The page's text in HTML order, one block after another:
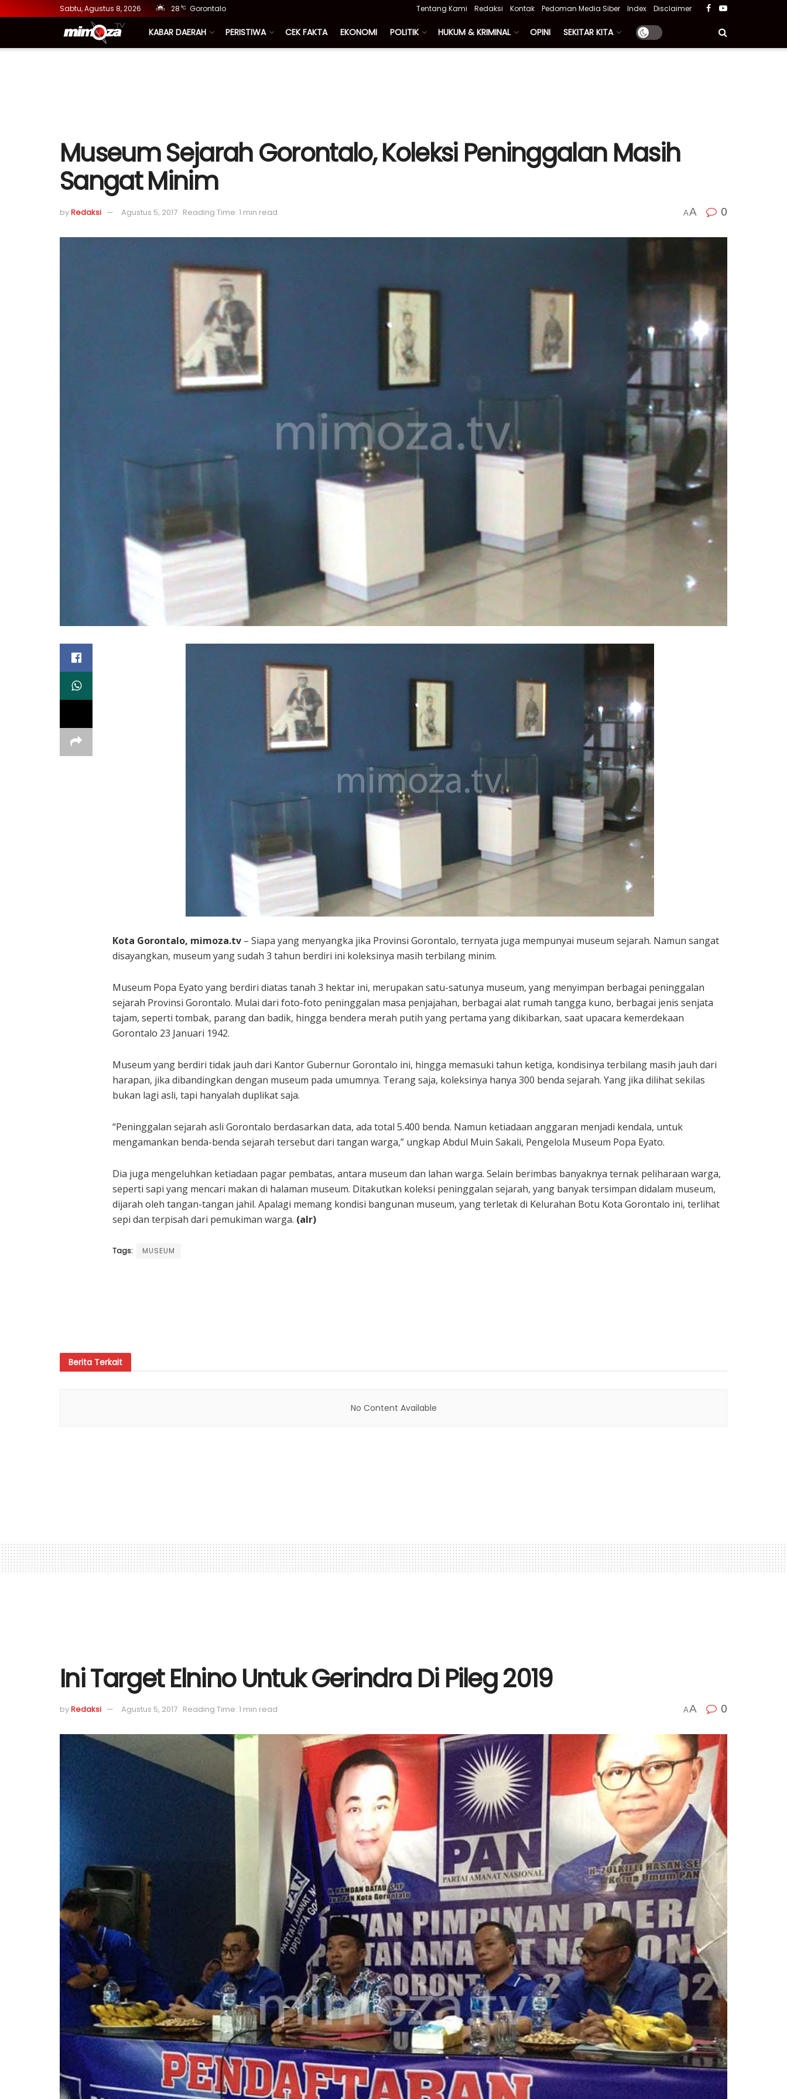
Sabtu, Agustus 8, 2026 28 °C Gorontalo Tentang Kami Redaksi Kontak Pedoman Media Siber Index Disclaimer
KABAR DAERAH PERISTIWA CEK FAKTA EKONOMI POLITIK HUKUM & KRIMINAL OPINI SEKITAR KITA
Museum Sejarah Gorontalo, Koleksi Peninggalan Masih
Sangat Minim
byRedaksi Agustus 5, 2017 Reading Time: 1 min read AA 0
Kota Gorontalo, mimoza.tv – Siapa yang menyangka jika Provinsi Gorontalo, ternyata juga mempunyai museum sejarah. Namun sangat
disayangkan, museum yang sudah 3 tahun berdiri ini koleksinya masih terbilang minim.
Museum Popa Eyato yang berdiri diatas tanah 3 hektar ini, merupakan satu-satunya museum, yang menyimpan berbagai peninggalan
sejarah Provinsi Gorontalo. Mulai dari foto-foto peninggalan masa penjajahan, berbagai alat rumah tangga kuno, berbagai jenis senjata
tajam, seperti tombak, parang dan badik, hingga bendera merah putih yang pertama yang dikibarkan, saat upacara kemerdekaan
Gorontalo 23 Januari 1942.
Museum yang berdiri tidak jauh dari Kantor Gubernur Gorontalo ini, hingga memasuki tahun ketiga, kondisinya terbilang masih jauh dari
harapan, jika dibandingkan dengan museum pada umumnya. Terang saja, koleksinya hanya 300 benda sejarah. Yang jika dilihat sekilas
bukan lagi asli, tapi hanyalah duplikat saja.
“Peninggalan sejarah asli Gorontalo berdasarkan data, ada total 5.400 benda. Namun ketiadaan anggaran menjadi kendala, untuk
mengamankan benda-benda sejarah tersebut dari tangan warga,” ungkap Abdul Muin Sakali, Pengelola Museum Popa Eyato.
Dia juga mengeluhkan ketiadaan pagar pembatas, antara museum dan lahan warga. Selain berimbas banyaknya ternak peliharaan warga,
seperti sapi yang mencari makan di halaman museum. Ditakutkan koleksi peninggalan sejarah, yang banyak tersimpan didalam museum,
dijarah oleh tangan-tangan jahil. Apalagi memang kondisi bangunan museum, yang terletak di Kelurahan Botu Kota Gorontalo ini, terlihat
sepi dan terpisah dari pemukiman warga. (alr)
Tags: MUSEUM
Berita Terkait
No Content Available
Ini Target Elnino Untuk Gerindra Di Pileg 2019
byRedaksi Agustus 5, 2017 Reading Time: 1 min read AA 0